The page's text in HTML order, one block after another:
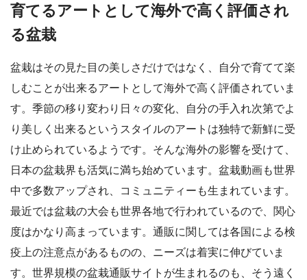
育てるアートとして海外で高く評価され
る盆栽
盆栽はその見た目の美しさだけではなく、自分で育てて楽
しむことが出来るアートとして海外で高く評価されていま
す。季節の移り変わり日々の変化、自分の手入れ次第でよ
り美しく出来るというスタイルのアートは独特で新鮮に受
け止められているようです。そんな海外の影響を受けて、
日本の盆栽界も活気に満ち始めています。盆栽動画も世界
中で多数アップされ、コミュニティーも生まれています。
最近では盆栽の大会も世界各地で行われているので、関心
度はかなり高まっています。通販に関しては各国による検
疫上の注意点があるものの、ニーズは着実に伸びていま
す。世界規模の盆栽通販サイトが生まれるのも、そう遠く